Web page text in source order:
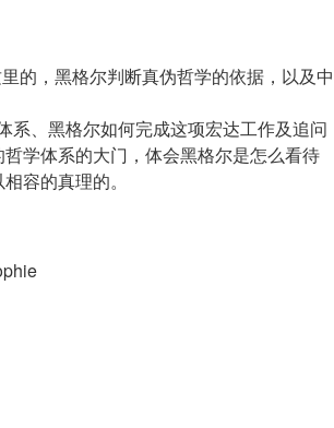
的，黑格尔判断真伪哲学的依据，以及中
系、黑格尔如何完成这项宏达工作及追问
学体系的大门，体会黑格尔是怎么看待
容的真理的。